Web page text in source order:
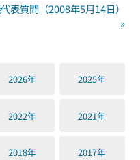
表質問（2008年5月14日）
»
2026年 2025年
2022年 2021年
2018年 2017年